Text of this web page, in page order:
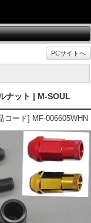
PCサイトへ
ナット | M-SOUL
コード] MF-006605WHN